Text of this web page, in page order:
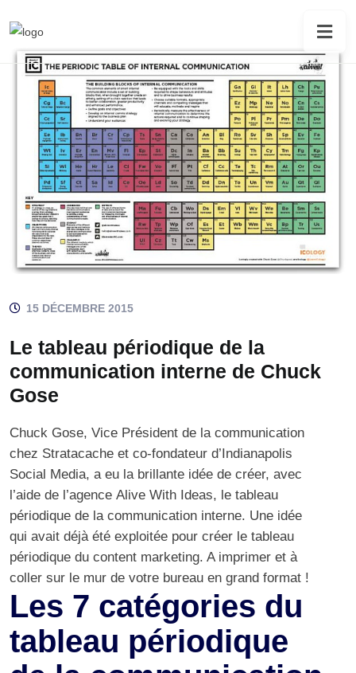
15 DÉCEMBRE 2015
Le tableau périodique de la
communication interne de Chuck
Gose
Chuck Gose, Vice Président de la communication
chez Stratacache et co-fondateur d’Indianapolis
Social Media, a eu la brillante idée de créer, avec
l’aide de l’agence Alive With Ideas, le tableau
périodique de la communication interne. Une idée
qui avait déjà été exploitée pour créer le tableau
périodique du content marketing. A imprimer et à
coller sur le mur de votre bureau en grand format !
Les 7 catégories du
tableau périodique